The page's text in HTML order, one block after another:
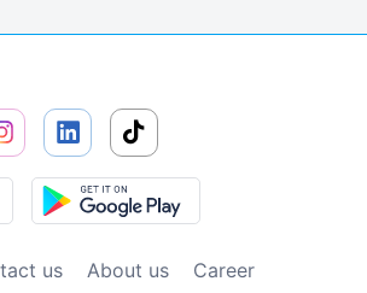
us About us Сareer